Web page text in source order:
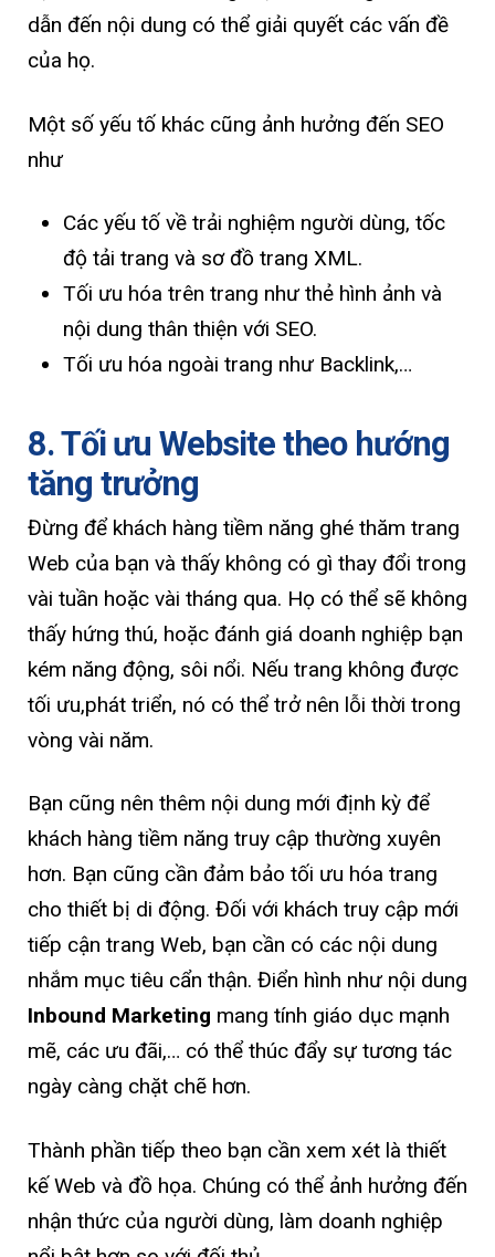
dẫn đến nội dung có thể giải quyết các vấn đề
của họ.
Một số yếu tố khác cũng ảnh hưởng đến SEO
như
Các yếu tố về trải nghiệm người dùng, tốc
độ tải trang và sơ đồ trang XML.
Tối ưu hóa trên trang như thẻ hình ảnh và
nội dung thân thiện với SEO.
Tối ưu hóa ngoài trang như Backlink,…
8. Tối ưu Website theo hướng
tăng trưởng
Đừng để khách hàng tiềm năng ghé thăm trang
Web của bạn và thấy không có gì thay đổi trong
vài tuần hoặc vài tháng qua. Họ có thể sẽ không
thấy hứng thú, hoặc đánh giá doanh nghiệp bạn
kém năng động, sôi nổi. Nếu trang không được
tối ưu,phát triển, nó có thể trở nên lỗi thời trong
vòng vài năm.
Bạn cũng nên thêm nội dung mới định kỳ để
khách hàng tiềm năng truy cập thường xuyên
hơn. Bạn cũng cần đảm bảo tối ưu hóa trang
cho thiết bị di động. Đối với khách truy cập mới
tiếp cận trang Web, bạn cần có các nội dung
nhắm mục tiêu cẩn thận. Điển hình như nội dung
Inbound Marketing mang tính giáo dục mạnh
mẽ, các ưu đãi,… có thể thúc đẩy sự tương tác
ngày càng chặt chẽ hơn.
Thành phần tiếp theo bạn cần xem xét là thiết
kế Web và đồ họa. Chúng có thể ảnh hưởng đến
nhận thức của người dùng, làm doanh nghiệp